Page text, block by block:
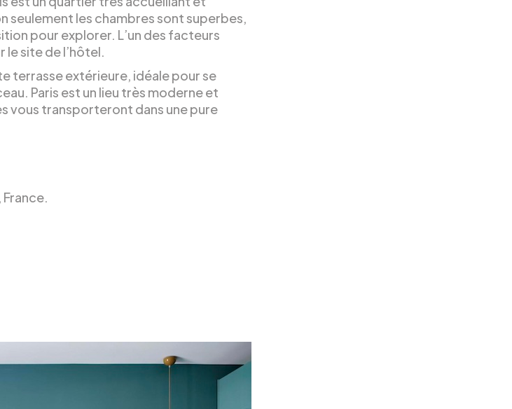
seulement les chambres sont superbes,
pour explorer. L’un des facteurs
le site de l’hôtel.
terrasse extérieure, idéale pour se
Paris est un lieu très moderne et
vous transporteront dans une pure